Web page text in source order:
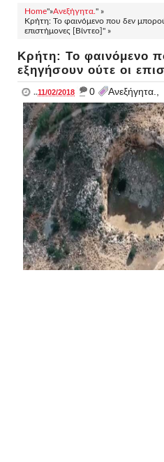
Home"»Ανεξήγητα. " »
Κρήτη: Το φαινόμενο που δεν
επιστήμονες [Βίντεο]" »
Κρήτη: Το φαινόμενο
εξηγήσουν ούτε οι
..11/02/2018 _ 0 Ανεξήγητα.,